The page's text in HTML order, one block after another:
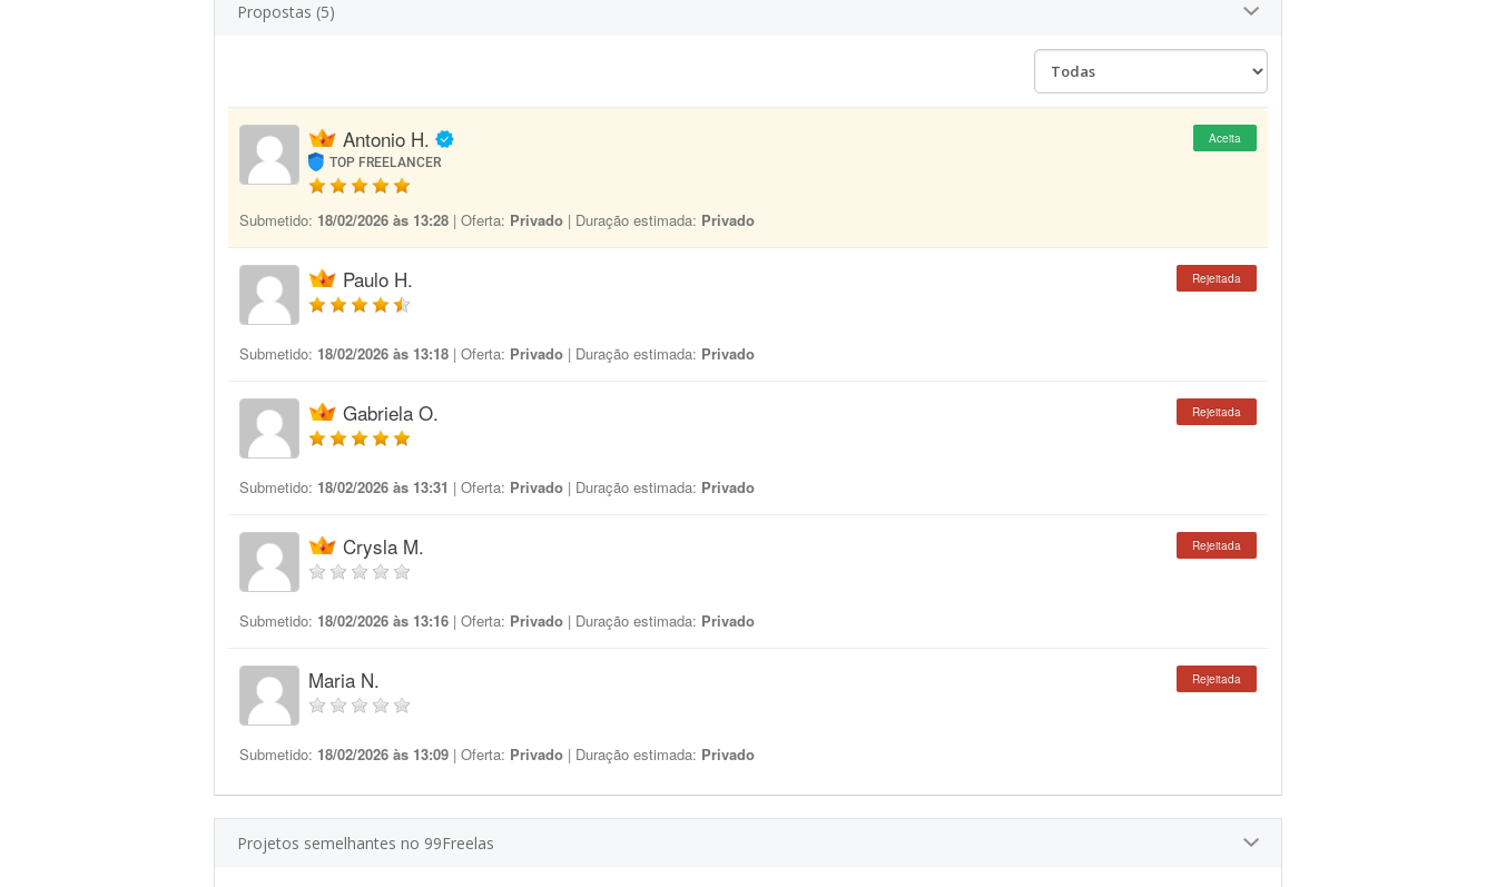
Propostas (5)
Antonio H.
TOP FREELANCER
Aceita
Submetido: 18/02/2026 às 13:28 | Oferta: Privado | Duração estimada: Privado
Paulo H. Rejeitada
Submetido: 18/02/2026 às 13:18 | Oferta: Privado | Duração estimada: Privado
Gabriela O. Rejeitada
Submetido: 18/02/2026 às 13:31 | Oferta: Privado | Duração estimada: Privado
Crysla M. Rejeitada
Submetido: 18/02/2026 às 13:16 | Oferta: Privado | Duração estimada: Privado
Maria N. Rejeitada
Submetido: 18/02/2026 às 13:09 | Oferta: Privado | Duração estimada: Privado
Projetos semelhantes no 99Freelas